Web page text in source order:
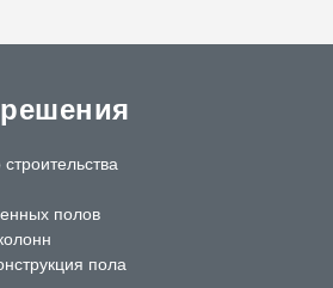
полов
пола